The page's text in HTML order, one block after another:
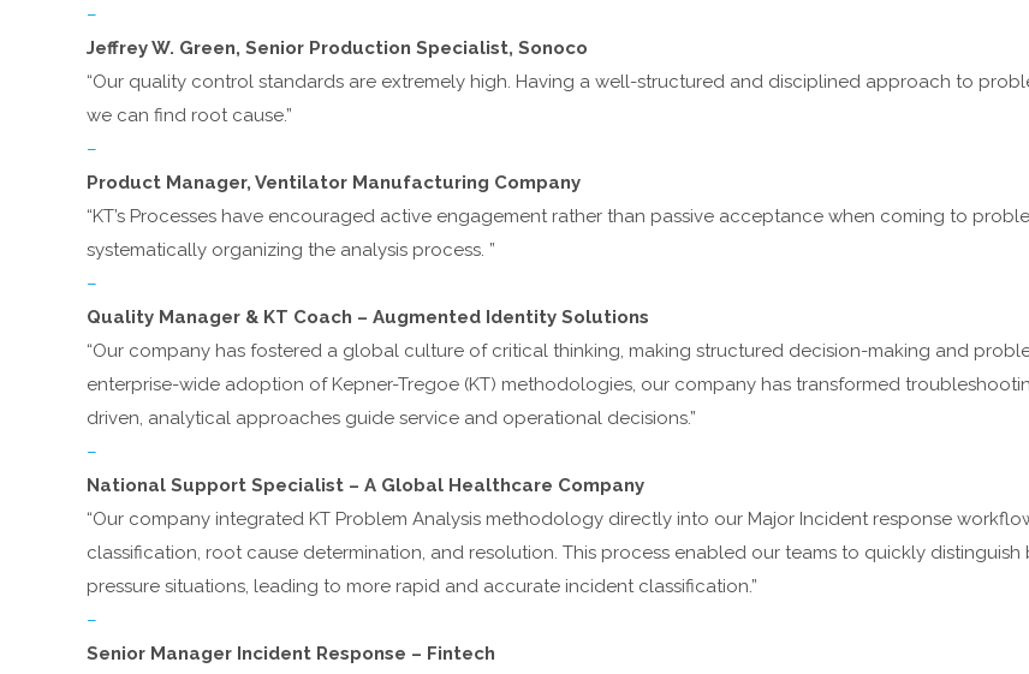
–
Jeffrey W. Green, Senior Production Specialist, Sonoco
“Our quality control standards are extremely high. Having a well-structured and disciplined approach to
we can find root cause.”
–
Product Manager, Ventilator Manufacturing Company
“KT’s Processes have encouraged active engagement rather than passive acceptance when coming to
systematically organizing the analysis process. ”
–
Quality Manager & KT Coach – Augmented Identity Solutions
“Our company has fostered a global culture of critical thinking, making structured decision-making and
enterprise-wide adoption of Kepner-Tregoe (KT) methodologies, our company has transformed
driven, analytical approaches guide service and operational decisions.”
–
National Support Specialist – A Global Healthcare Company
“Our company integrated KT Problem Analysis methodology directly into our Major Incident response
classification, root cause determination, and resolution. This process enabled our teams to quickly
pressure situations, leading to more rapid and accurate incident classification.”
–
Senior Manager Incident Response – Fintech